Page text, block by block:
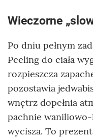
Wieczorne
Po dniu pełnym
Peeling do ciała
rozpieszcza
pozostawia
wnętrz dopełnia
pachnie
wycisza. To